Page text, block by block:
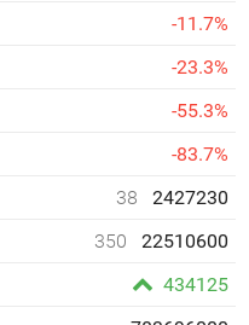
-11.7%
-23.3%
-55.3%
-83.7%
38
2427230
350
22510600
434125